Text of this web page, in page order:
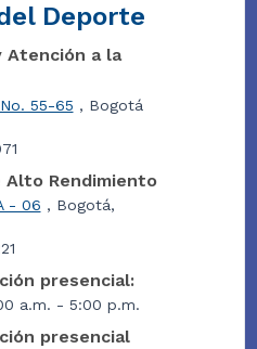
Deporte
Atención a la
55-65 , Bogotá
Alto Rendimiento
- 06 , Bogotá,
presencial:
a.m. - 5:00 p.m.
presencial